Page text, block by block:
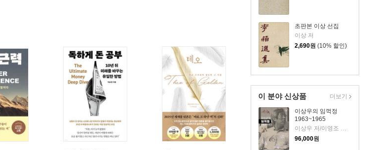
초판본 이상 선집
이상 저
2,690원 (10% 할인)
이 분야 신상품
이상우의 임꺽정
1963~1965
이상우 저/이영조 그림
96,000원
더보기